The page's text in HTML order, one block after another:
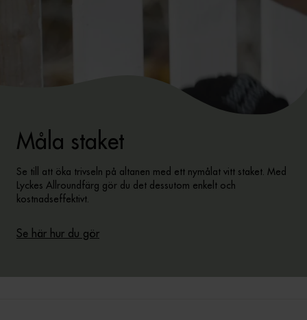
Måla staket
Se till att öka trivseln på altanen med ett nymålat vitt staket. Med
Lyckes Allroundfärg gör du det dessutom enkelt och
kostnadseffektivt.
Se här hur du gör